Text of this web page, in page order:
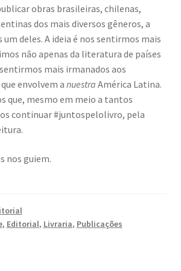
obras brasileiras, chilenas,
dos mais diversos gêneros, a
um deles. A ideia é nos sentirmos mais
não apenas da literatura de países
mais irmanados aos
envolvem a nuestra América Latina.
que, mesmo em meio a tantos
continuar #juntospelolivro, pela
nos guiem.
, Editorial, Livraria, Publicações